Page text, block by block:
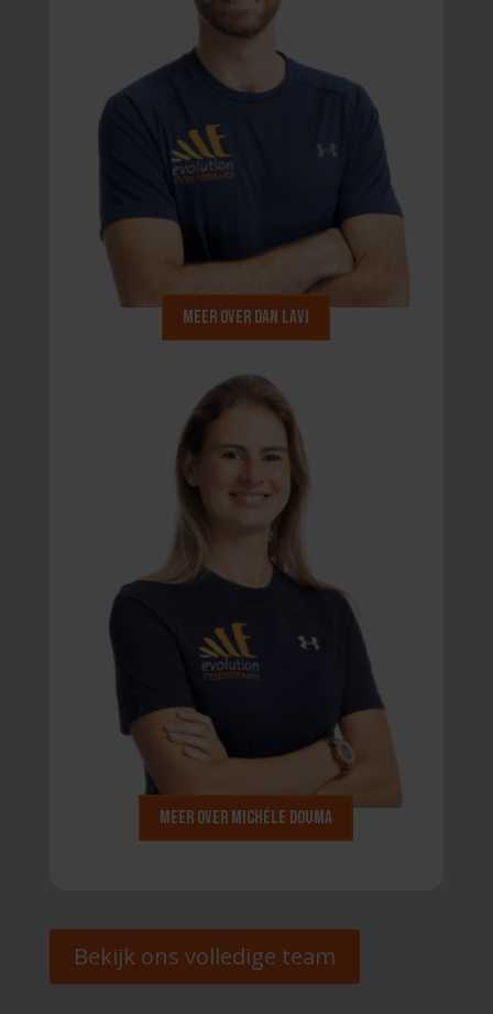
Meer over Dan Lavi
Meer over Michéle Douma
Bekijk ons volledige team